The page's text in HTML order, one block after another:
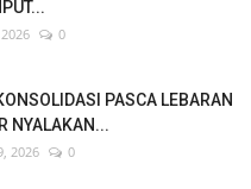
0
PASCA LEBARAN
NYALAKAN...
2026 0